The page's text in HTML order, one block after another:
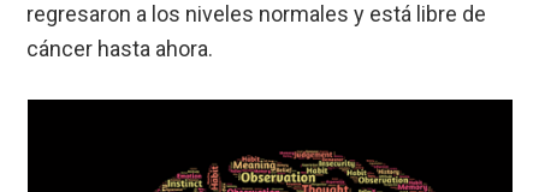
regresaron a los niveles normales y está libre de
cáncer hasta ahora.